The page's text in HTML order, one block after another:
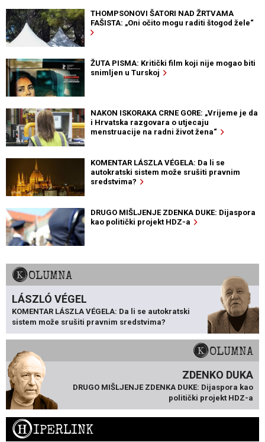
THOMPSONOVI ŠATORI NAD ŽRTVAMA
FAŠISTA: „Oni očito mogu raditi štogod žele“
ŽUTA PISMA: Kritički film koji nije mogao biti
snimljen u Turskoj
NAKON ISKORAKA CRNE GORE: „Vrijeme je da
i Hrvatska razgovara o utjecaju
menstruacije na radni život žena“
KOMENTAR LÁSZLA VÉGELA: Da li se
autokratski sistem može srušiti pravnim
sredstvima?
DRUGO MIŠLJENJE ZDENKA DUKE: Dijaspora
kao politički projekt HDZ-a
KOLUMNA
LÁSZLÓ VÉGEL
KOMENTAR LÁSZLA VÉGELA: Da li se autokratski
sistem može srušiti pravnim sredstvima?
KOLUMNA
ZDENKO DUKA
DRUGO MIŠLJENJE ZDENKA DUKE: Dijaspora kao
politički projekt HDZ-a
HIPERLINK